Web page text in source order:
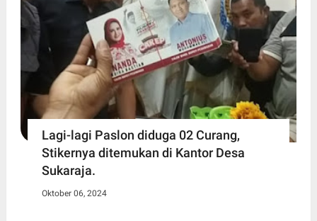
Lagi-lagi Paslon diduga 02 Curang,
Stikernya ditemukan di Kantor Desa
Sukaraja.
Oktober 06, 2024